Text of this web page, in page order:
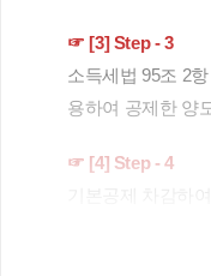
☞ [3] Step - 3
소득세법 95조 2
용하여 공제한 양
☞ [4] Step - 4